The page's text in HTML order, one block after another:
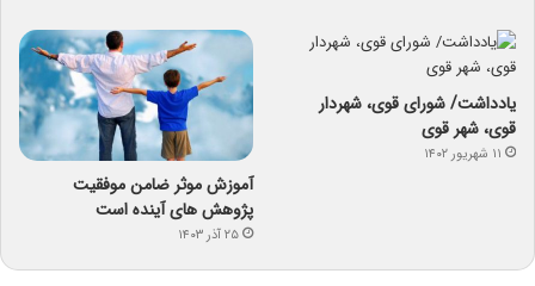
یادداشت/ شورای قوی، شهردار
قوی، شهر قوی
۱۱ شهریور ۱۴۰۲
آموزش موثر ضامن موفقیت
پژوهش های آینده است
۲۵ آذر ۱۴۰۳